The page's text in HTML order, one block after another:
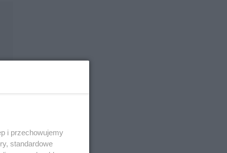
i przechowujemy
standardowe